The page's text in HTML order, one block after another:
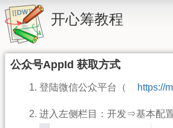
开心筹教程
公众号AppId 获取方式
登陆微信公众平台（ https://
进入左侧栏目：开发⇒基本配